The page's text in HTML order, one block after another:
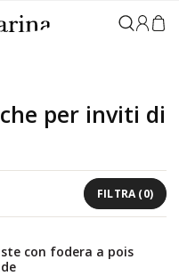
Accedi
per inviti di
FILTRA(0)
con fodera a pois